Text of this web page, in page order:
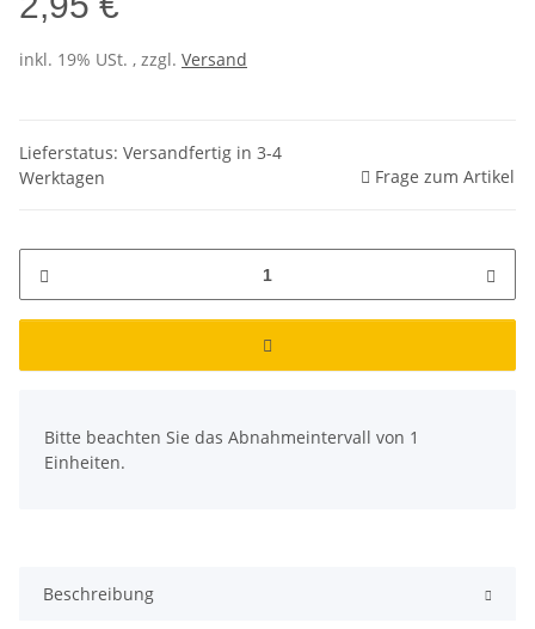
inkl. 19% USt. , zzgl. Versand
Lieferstatus: Versandfertig in 3-4
Werktagen
Frage zum Artikel
Bitte beachten Sie das Abnahmeintervall von 1
Einheiten.
Beschreibung